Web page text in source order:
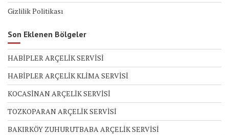
Gizlilik Politikası
Son Eklenen Bölgeler
HABİPLER ARÇELİK SERVİSİ
HABİPLER ARÇELİK KLİMA SERVİSİ
KOCASİNAN ARÇELİK SERVİSİ
TOZKOPARAN ARÇELİK SERVİSİ
BAKIRKÖY ZUHURUTBABA ARÇELİK SERVİSİ